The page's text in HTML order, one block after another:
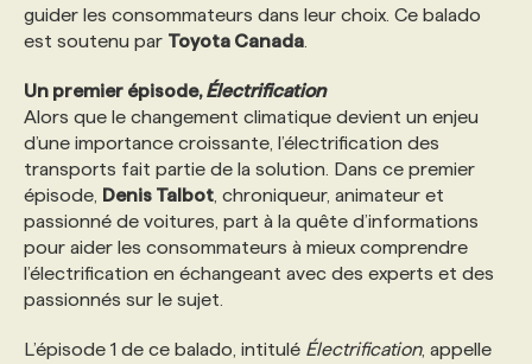
NOS AUTEUR‧RICES
POURQUOI CHOISIR NOS FORMATIONS
NOS TARIFS
PROGRAMMES DE SUBVENTIONS
FAQ
ANNONCEZ AVEC NOUS
FAQ
ANNONCEZ AVEC NOUS
guider les consommateurs dans leur choix. Ce balado
est soutenu par Toyota Canada
Un premier épisode,Électrification
Alors que le changement climatique devient un enjeu
d’une importance croissante, l’électrification des
transports fait partie de la solution. Dans ce premier
épisode, Denis Talbot , chroniqueur, animateur et
passionné de voitures, part à la quête d’informations
pour aider les consommateurs à mieux comprendre
l’électrification en échangeant avec des experts et des
passionnés sur le sujet.
L’épisode 1 de ce balado, intitulé Électrification, appelle